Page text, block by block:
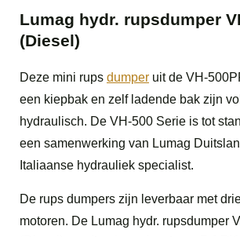
Lumag hydr. rupsdumper
(Diesel)
Deze mini rups dumper uit de VH-
een kiepbak en zelf ladende bak zijn
hydraulisch. De VH-500 Serie is tot
een samenwerking van Lumag
Italiaanse hydrauliek specialist.
De rups dumpers zijn leverbaar met
motoren. De Lumag hydr. rupsdumper